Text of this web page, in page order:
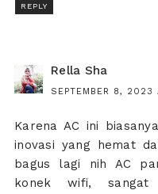
REPLY
Rella Sha
SEPTEMBER 8, 2023
Karena AC ini
inovasi yang hemat
bagus lagi nih AC
konek wifi, sangat